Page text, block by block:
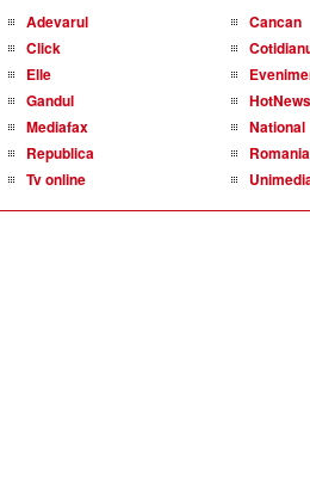
Adevarul Cancan
Click
Elle
Gandul
Mediafax
National
Republica
Tv online